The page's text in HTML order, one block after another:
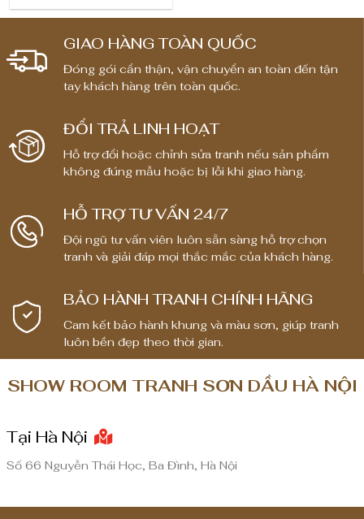
h
ả
n
g
:
1
,
8
0
,
0
0
0
GIAO HÀNG TOÀN QUỐC
Đóng gói cẩn thận, vận chuyển an toàn đến tận
tay khách hàng trên toàn quốc.
ĐỔI TRẢ LINH HOẠT
Hỗ trợ đổi hoặc chỉnh sửa tranh nếu sản phẩm
không đúng mẫu hoặc bị lỗi khi giao hàng.
HỖ TRỢ TƯ VẤN 24/7
Đội ngũ tư vấn viên luôn sẵn sàng hỗ trợ chọn
tranh và giải đáp mọi thắc mắc của khách hàng.
BẢO HÀNH TRANH CHÍNH HÃNG
Cam kết bảo hành khung và màu sơn, giúp tranh
luôn bền đẹp theo thời gian.
SHOW ROOM TRANH SƠN DẦU HÀ NỘI
Tại Hà Nội
Số 66 Nguyễn Thái Học, Ba Đình, Hà Nội